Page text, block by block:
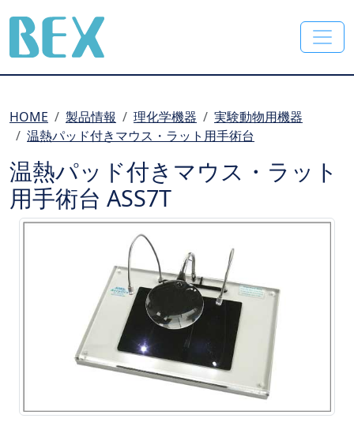
HOME 製品情報 理化学機器
実験動物用機器
温熱パッド付きマウス・ラット用手術台
温熱パッド付きマウス・ラット
用手術台 ASS7T